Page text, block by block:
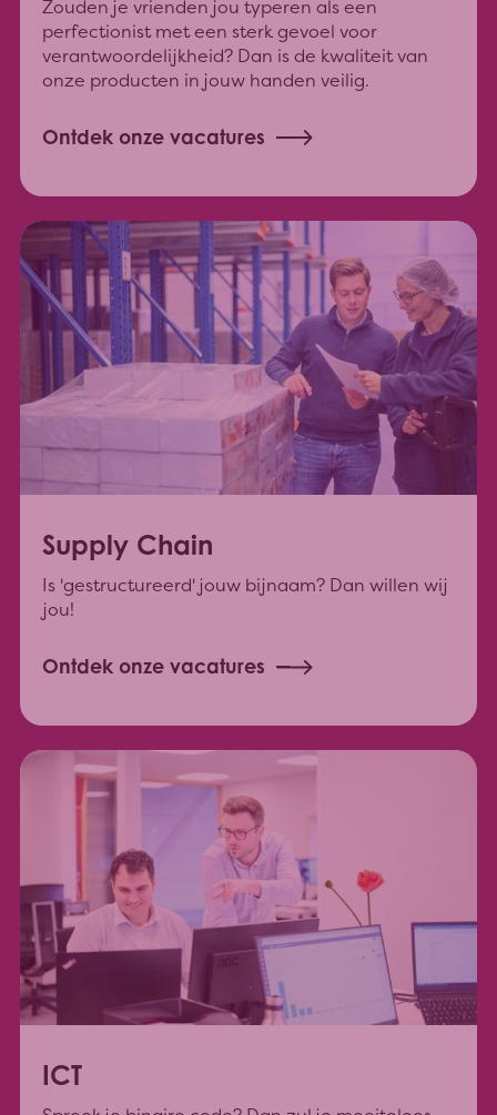
Zouden je vrienden jou typeren als een
perfectionist met een sterk gevoel voor
verantwoordelijkheid? Dan is de kwaliteit van
onze producten in jouw handen veilig.
Ontdek onze vacatures
Supply Chain
Is 'gestructureerd' jouw bijnaam? Dan willen wij
jou!
Ontdek onze vacatures
ICT